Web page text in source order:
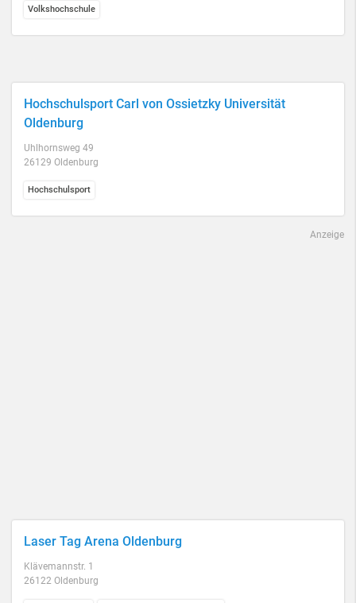
Volkshochschule
Hochschulsport Carl von Ossietzky Universität
Oldenburg
Uhlhornsweg 49
26129 Oldenburg
Hochschulsport
Anzeige
Laser Tag Arena Oldenburg
Klävemannstr. 1
26122 Oldenburg